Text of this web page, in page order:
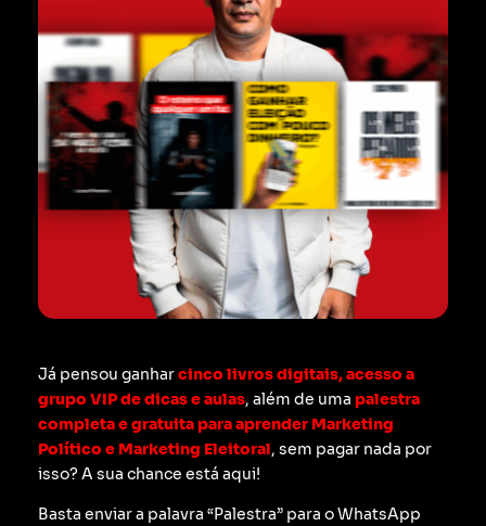
Já pensou ganharcinco livros digitais, acesso a
grupo VIP de dicas e aulas, além de uma palestra
completa e gratuita para aprender Marketing
Político e Marketing Eleitoral, sem pagar nada por
isso? A sua chance está aqui!
Basta enviar a palavra “Palestra” para o WhatsApp